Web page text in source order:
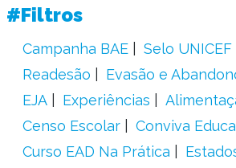
#Filtros
Campanha BAE Selo UNICEF
Readesão
Evasão e
EJA
Experiências
Censo Escolar
Conviva
Curso EAD Na Prática